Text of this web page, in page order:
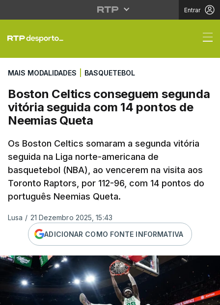
Entrar
Boston Celtics
MAIS MODALIDADES BASQUETEBOL
Boston Celtics conseguem segunda
vitória seguida com 14 pontos de
Neemias Queta
Os Boston Celtics somaram a segunda vitória
seguida na Liga norte-americana de
basquetebol (NBA), ao vencerem na visita aos
Toronto Raptors, por 112-96, com 14 pontos do
português Neemias Queta.
Lusa / 21 Dezembro 2025, 15:43
ADICIONAR COMO FONTE INFORMATIVA